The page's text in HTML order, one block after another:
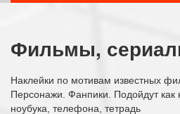
Фильмы,
Наклейки по мотивам известных
Персонажи. Фанпики. Подойдут как
ноубука, телефона, тетрадь